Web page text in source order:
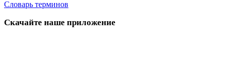
Словарь терминов
Скачайте наше приложение